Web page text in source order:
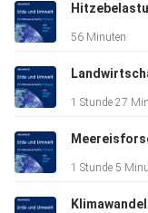
56 Minuten
1 Stunde 27
1 Stunde 5